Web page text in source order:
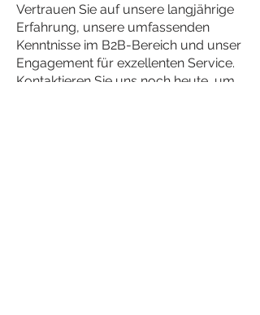
Vertrauen Sie auf unsere langjährige
Erfahrung, unsere umfassenden
Kenntnisse im B2B-Bereich und unser
Engagement für exzellenten Service.
Kontaktieren Sie uns noch heute, um